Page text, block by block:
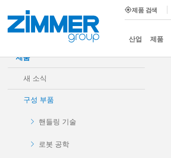
제품 검색
산업 제품
시작 제품 구성 부품 댐핑 기술
제품
새 소식
구성 부품
핸들링 기술
로봇 공학